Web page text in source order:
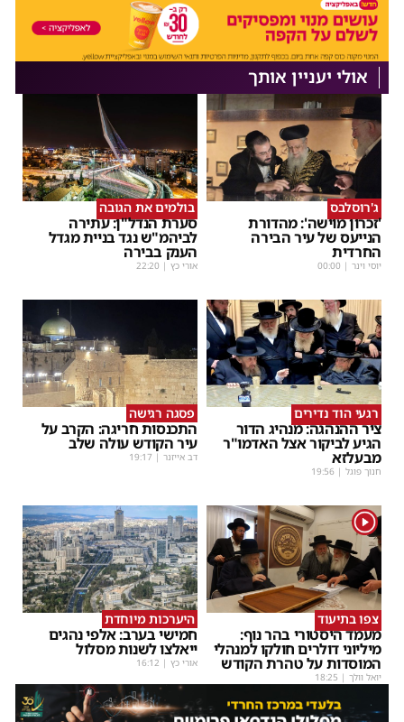
אולי יעניין אותך
ג'רוסלבס
'זכרון מוישה': מהדורת
הנייעס של עיר הבירה
החרדית
יוסי וינר |
00:00
בולמים את הגובה
סערת הנדל"ן: עתירה
לביהמ"ש נגד בניית מגדל
הענק בבירה
אורי כץ |
22:20
רגעי הוד נדירים
ציר ההנהגה: מנהיג הדור
הגיע לביקור אצל האדמו"ר
מבעלזא
חנוך פוגל |
19:56
פסגה רגישה
התכנסות חריגה: הקרב על
עיר הקודש עולה שלב
דב אייזנר |
19:17
1
צפו בתיעוד
מעמד היסטורי בהר נוף:
מיליוני דולרים חולקו למנהלי
המוסדות על טהרת הקודש
יואל וולך |
18:25
היערכות מיוחדת
חמישי בערב: אלפי נהגים
ייאלצו לשנות מסלול
אורי כץ |
16:12